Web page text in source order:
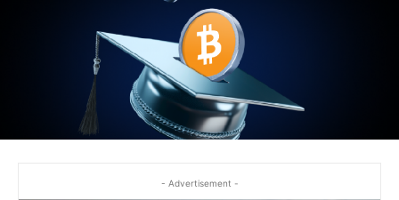
- Advertisement -